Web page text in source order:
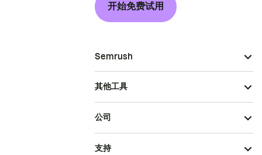
开始免费试用
Semrush
其他工具
公司
支持